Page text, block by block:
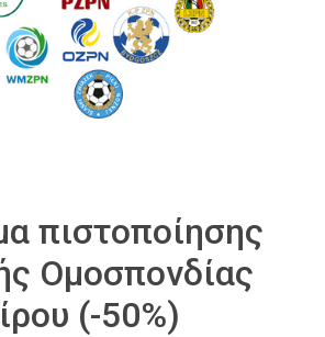
πιστοποίησης
Ομοσπονδίας
(-50%)